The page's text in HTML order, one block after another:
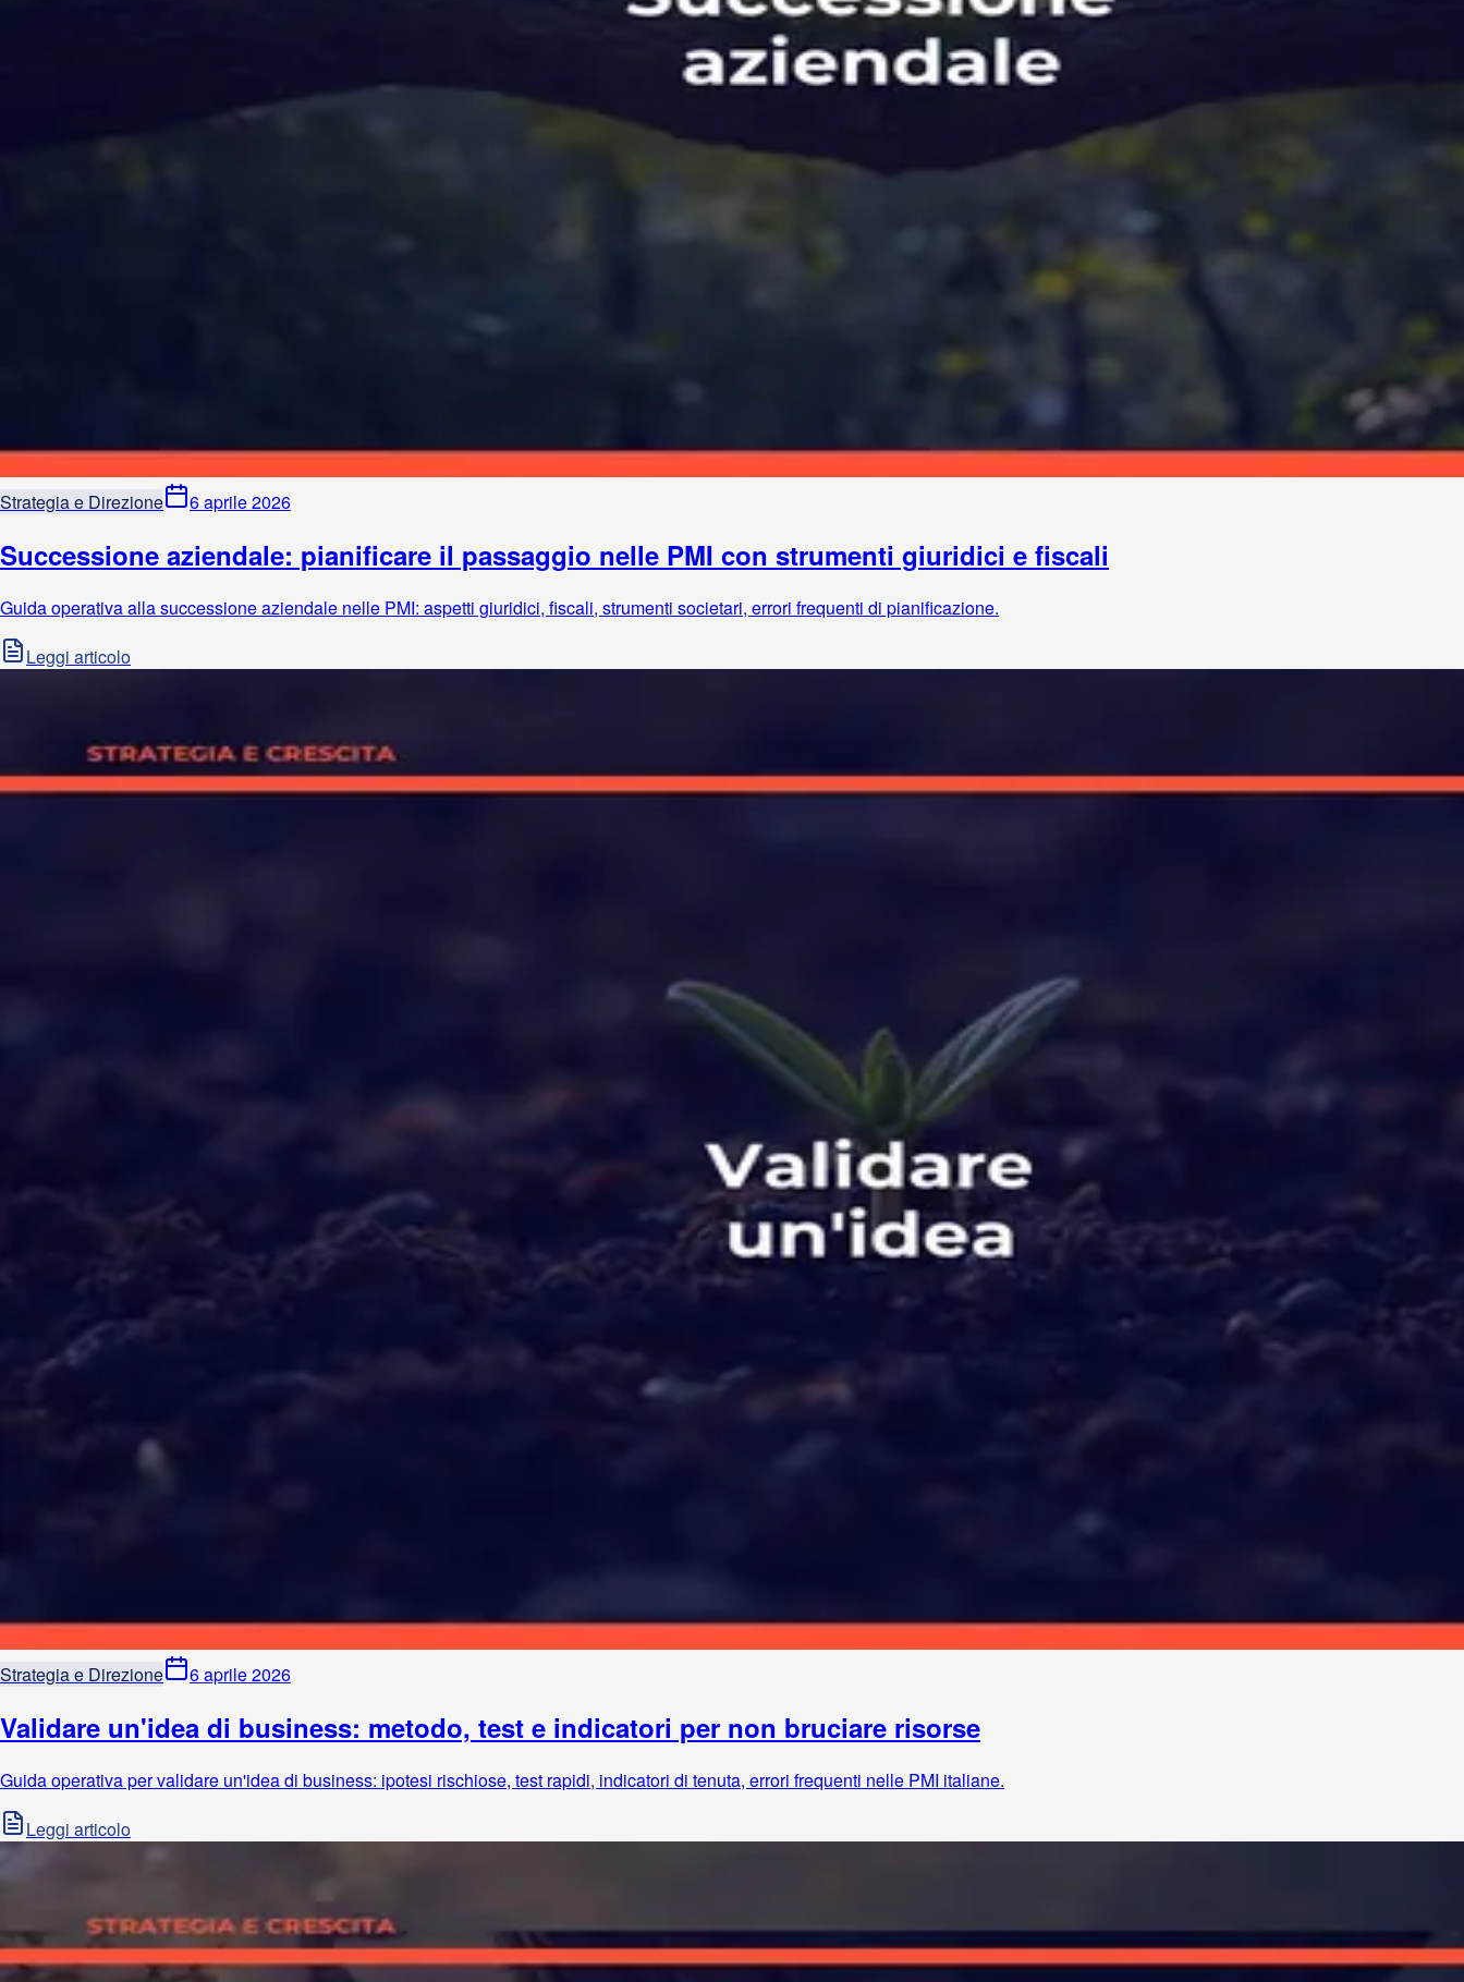
Strategia e Direzione 6 aprile 2026
Successione aziendale: pianificare il passaggio nelle PMI con strumenti giuridici e fiscali
Guida operativa alla successione aziendale nelle PMI: aspetti giuridici, fiscali, strumenti societari, errori frequenti di pianificazione.
Leggi articolo
Strategia e Direzione 6 aprile 2026
Validare un'idea di business: metodo, test e indicatori per non bruciare risorse
Guida operativa per validare un'idea di business: ipotesi rischiose, test rapidi, indicatori di tenuta, errori frequenti nelle PMI italiane.
Leggi articolo